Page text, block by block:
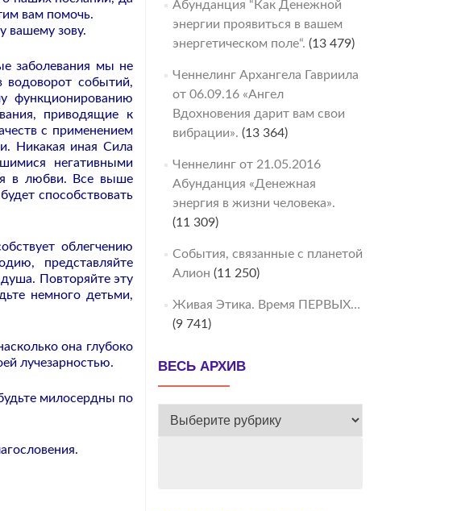
вам помочь.
вашему зову.
заболевания мы не
событий,
функционированию
приводящие к
с применением
Никакая иная Сила
негативными
в любви. Все выше
способствовать
облегчению
представляйте
Повторяйте эту
немного детьми,
она глубоко
лучезарностью.
милосердны по
Абунданция “Как Денежной
энергии проявиться в вашем
энергетическом поле“. (13 479)
Ченнелинг Архангела Гавриила
от 06.09.16 «Ангел
Вдохновения дарит вам свои
вибрации». (13 364)
Ченнелинг от 21.05.2016
Абунданция «Денежная
энергия в жизни человека».
(11 309)
События, связанные с планетой
Алион (11 250)
Живая Этика. Время ПЕРВЫХ…
(9 741)
ВЕСЬ АРХИВ
ВЕСЬ